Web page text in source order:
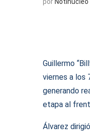
Guillermo
viernes a los
generando
etapa al
Álvarez